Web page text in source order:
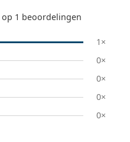
1 beoordelingen
1×
0×
0×
0×
0×